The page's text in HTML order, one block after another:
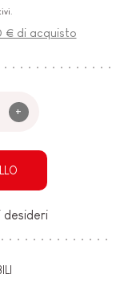
€ di acquisto
+
desideri